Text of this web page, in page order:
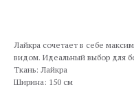
Лайкра сочетает в себе
видом. Идеальный выбор для
Ткань: Лайкра
Ширина: 150 см